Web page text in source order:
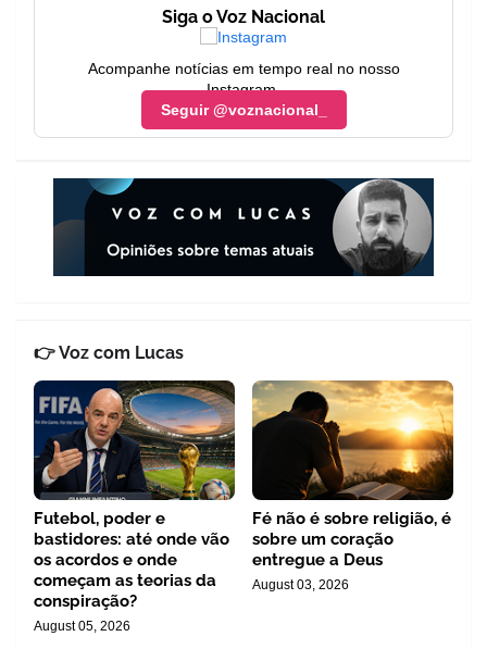
Siga o Voz Nacional
Acompanhe notícias em tempo real no nosso
Instagram.
Seguir @voznacional_
👉 Voz com Lucas
Futebol, poder e
bastidores: até onde vão
os acordos e onde
começam as teorias da
conspiração?
August 05, 2026
Fé não é sobre religião, é
sobre um coração
entregue a Deus
August 03, 2026